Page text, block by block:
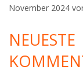
November 2024
NEUESTE